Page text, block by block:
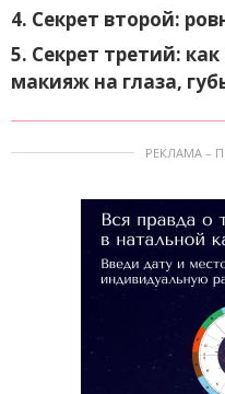
4. Секрет второй:
5. Секрет третий:
макияж на глаза,
РЕКЛАМА –